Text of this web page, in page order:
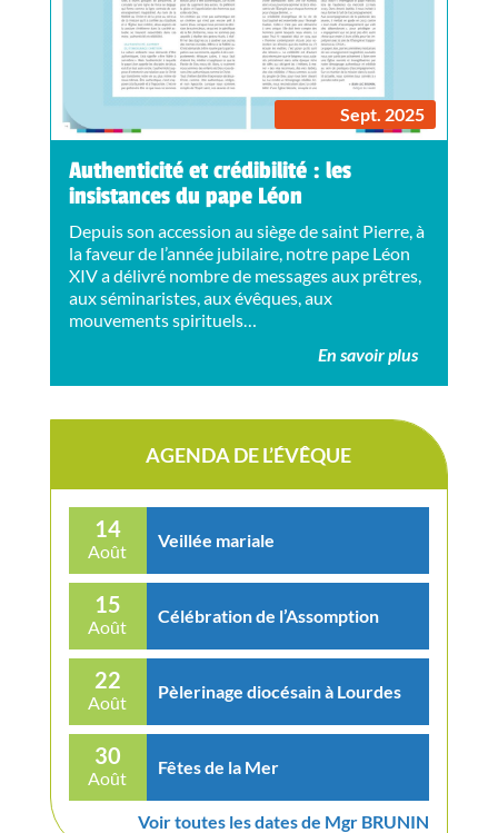
Sept. 2025
Authenticité et crédibilité : les
insistances du pape Léon
Depuis son accession au siège de saint Pierre, à
la faveur de l’année jubilaire, notre pape Léon
XIV a délivré nombre de messages aux prêtres,
aux séminaristes, aux évêques, aux
mouvements spirituels…
En savoir plus
AGENDA DE L’ÉVÊQUE
14
Août
Veillée mariale
15
Août
Célébration de l’Assomption
22
Août
Pèlerinage diocésain à Lourdes
30
Août
Fêtes de la Mer
Voir toutes les dates de Mgr BRUNIN